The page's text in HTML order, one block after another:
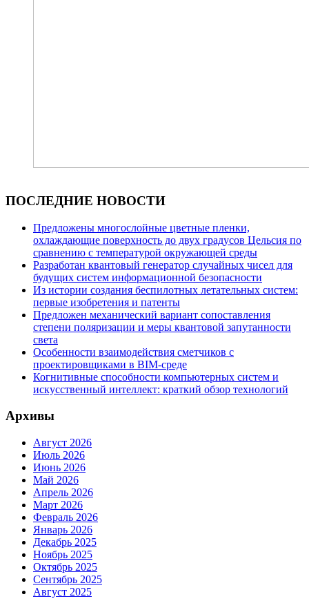
ПОСЛЕДНИЕ НОВОСТИ
Предложены многослойные цветные пленки,
охлаждающие поверхность до двух градусов Цельсия по
сравнению с температурой окружающей среды
Разработан квантовый генератор случайных чисел для
будущих систем информационной безопасности
Из истории создания беспилотных летательных систем:
первые изобретения и патенты
Предложен механический вариант сопоставления
степени поляризации и меры квантовой запутанности
света
Особенности взаимодействия сметчиков с
проектировщиками в BIM-среде
Когнитивные способности компьютерных систем и
искусственный интеллект: краткий обзор технологий
Архивы
Август 2026
Июль 2026
Июнь 2026
Май 2026
Апрель 2026
Март 2026
Февраль 2026
Январь 2026
Декабрь 2025
Ноябрь 2025
Октябрь 2025
Сентябрь 2025
Август 2025